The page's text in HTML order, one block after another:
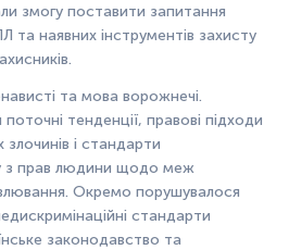
змогу поставити запитання
наявних інструментів захисту
та мова ворожнечі.
тенденції, правові підходи
злочинів і стандарти
з прав людини щодо меж
Окремо порушувалося
стандарти
законодавство та